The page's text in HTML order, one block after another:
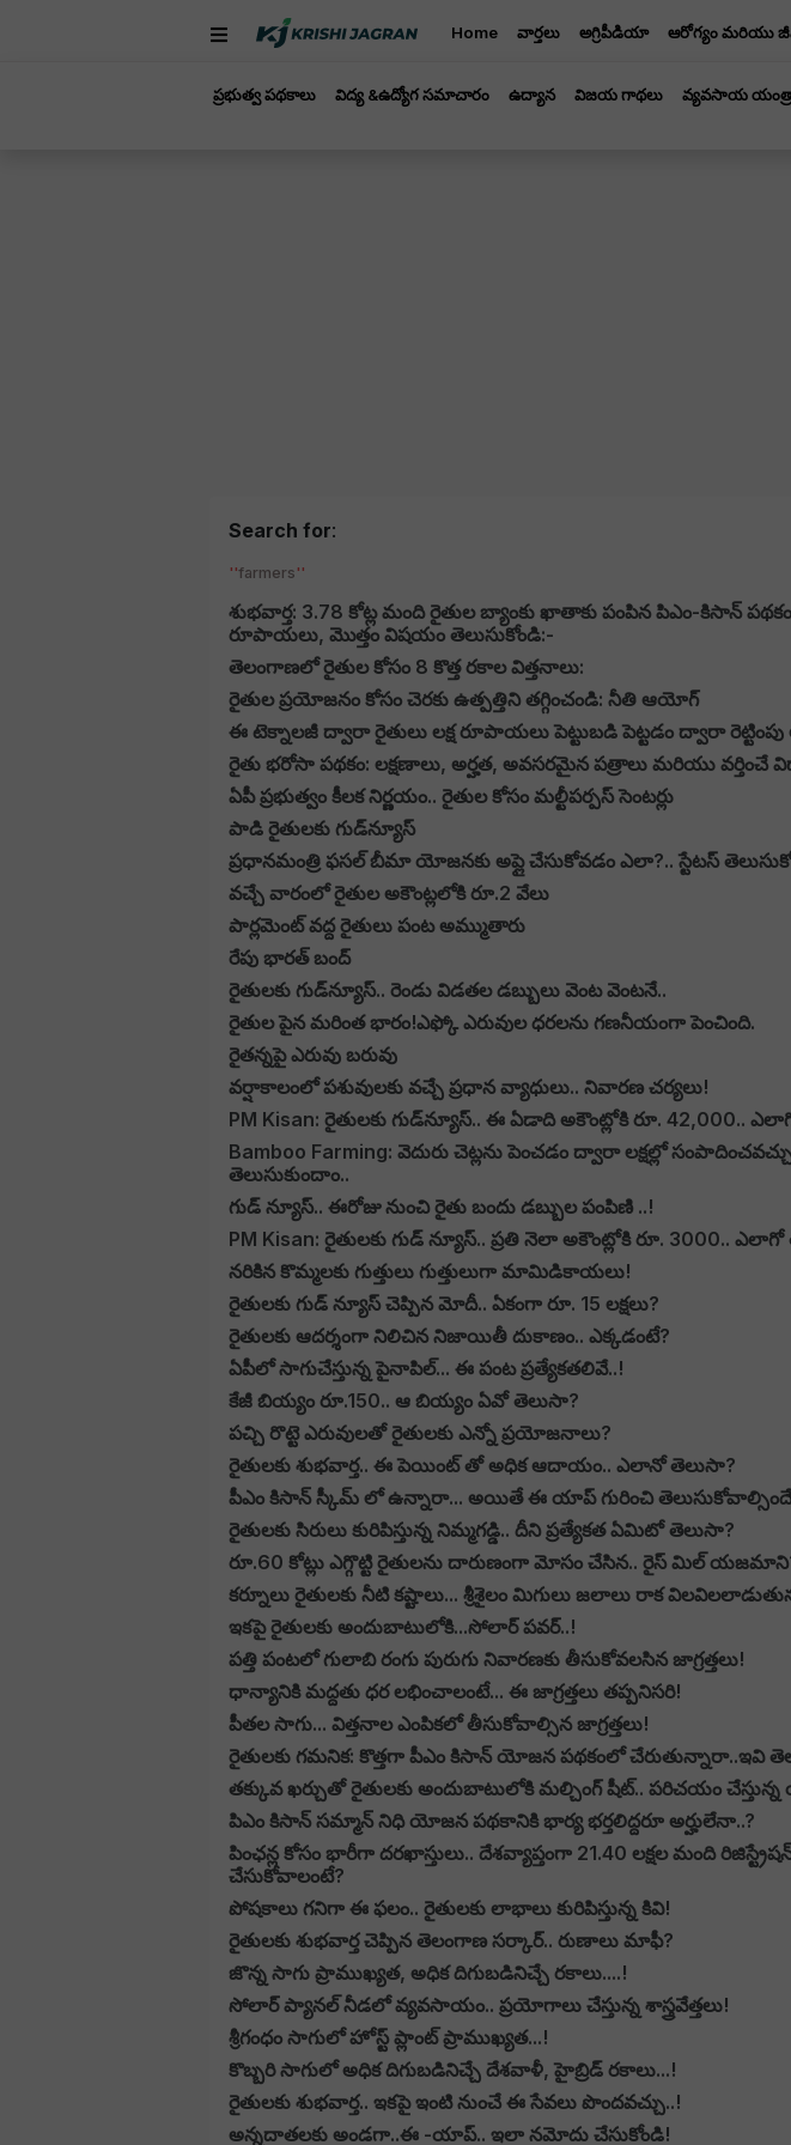
Home వార్తలు అగ్రిపీడియా ఆరోగ్యం మరియు
ప్రభుత్వ పథకాలు విద్య &ఉద్యోగ సమాచారం ఉద్యాన విజయ గాథలు వ్యవసాయ
Search for:
farmers
శుభవార్త: 3.78 కోట్ల మంది రైతుల బ్యాంకు ఖాతాకు పంపిన పిఎం-కిసాన్
రూపాయలు, మొత్తం విషయం తెలుసుకోండి:-
తెలంగాణలో రైతుల కోసం 8 కొత్త రకాల విత్తనాలు:
రైతుల ప్రయోజనం కోసం చెరకు ఉత్పత్తిని తగ్గించండి: నీతి ఆయోగ్
ఈ టెక్నాలజీ ద్వారా రైతులు లక్ష రూపాయలు పెట్టుబడి పెట్టడం ద్వారా
రైతు భరోసా పథకం: లక్షణాలు, అర్హత, అవసరమైన పత్రాలు మరియు వర్తించే
ఏపీ ప్రభుత్వం కీలక నిర్ణయం.. రైతుల కోసం మల్టీపర్పస్ సెంటర్లు
పాడి రైతులకు గుడ్‌న్యూస్
ప్రధానమంత్రి ఫసల్ బీమా యోజన‌కు అప్లై చేసుకోవడం ఎలా?.. స్టేటస్
వచ్చే వారంలో రైతుల అకౌంట్లలోకి రూ.2 వేలు
పార్లమెంట్ వద్ద రైతులు పంట అమ్ముతారు
రేపు భారత్ బంద్
రైతులకు గుడ్‌న్యూస్.. రెండు విడతల డబ్బులు వెంట వెంటనే..
రైతుల పైన మరింత భారం!ఎఫ్కో ఎరువుల ధరలను గణనీయంగా పెంచింది.
రైతన్నపై ఎరువు బరువు
వర్షాకాలంలో పశువులకు వచ్చే ప్ర‌ధాన వ్యాధులు.. నివారణ చర్యలు!
PM Kisan: రైతులకు గుడ్‏న్యూస్.. ఈ ఏడాది అకౌంట్లోకి రూ.
Bamboo Farming: వెదురు చెట్లను పెంచడం ద్వారా లక్షల్లో
తెలుసుకుందాం..
గుడ్ న్యూస్.. ఈరోజు నుంచి రైతు బందు డబ్బుల పంపిణి ..!
PM Kisan: రైతులకు గుడ్ న్యూస్.. ప్రతి నెలా అకౌంట్లోకి రూ. 3000..
నరికిన కొమ్మలకు గుత్తులు గుత్తులుగా మామిడికాయలు!
రైతులకు గుడ్ న్యూస్ చెప్పిన మోదీ.. ఏకంగా రూ. 15 లక్షలు?
రైతులకు ఆదర్శంగా నిలిచిన నిజాయితీ దుకాణం.. ఎక్కడంటే?
ఏపీలో సాగుచేస్తున్న పైనాపిల్... ఈ పంట ప్రత్యేకతలివే..!
కేజీ బియ్యం రూ.150.. ఆ బియ్యం ఏవో తెలుసా?
పచ్చి రొట్టె ఎరువులతో రైతులకు ఎన్నో ప్రయోజనాలు?
రైతులకు శుభవార్త.. ఈ పెయింట్ తో అధిక ఆదాయం.. ఎలానో తెలుసా?
పీఎం కిసాన్ స్కీమ్ లో ఉన్నారా... అయితే ఈ యాప్ గురించి
రైతులకు సిరులు కురిపిస్తున్న నిమ్మగడ్డి.. దీని ప్రత్యేకత ఏమిటో తెలుసా?
రూ.60 కోట్లు ఎగ్గొట్టి రైతులను దారుణంగా మోసం చేసిన.. రైస్ మిల్
కర్నూలు రైతులకు నీటి కష్టాలు... శ్రీశైలం మిగులు జలాలు రాక
ఇకపై రైతులకు అందుబాటులోకి...సోలార్ పవర్..!
పత్తి పంటలో గులాబి రంగు పురుగు నివారణకు తీసుకోవలసిన జాగ్రత్తలు!
ధాన్యానికి మద్దతు ధర లభించాలంటే... ఈ జాగ్రత్తలు తప్పనిసరి!
పీతల సాగు... విత్తనాల ఎంపికలో తీసుకోవాల్సిన జాగ్రత్తలు!
రైతులకు గమనిక: కొత్తగా పీఎం కిసాన్ యోజన పథకంలో చేరుతున్నారా..ఇవి
తక్కువ ఖర్చుతో రైతులకు అందుబాటులోకి మల్చింగ్ షీట్.. పరిచయం చేస్తున్న
పిఎం కిసాన్ సమ్మాన్ నిధి యోజన పథకానికి భార్య భర్తలిద్దరూ అర్హులేనా..?
పింఛన్ల కోసం భారీగా దరఖాస్తులు.. దేశవ్యాప్తంగా 21.40 లక్షల మంది
చేసుకోవాలంటే?
పోషకాలు గనిగా ఈ ఫలం.. రైతులకు లాభాలు కురిపిస్తున్న కివి!
రైతులకు శుభవార్త చెప్పిన తెలంగాణ సర్కార్.. రుణాలు మాఫీ?
జొన్న సాగు ప్రాముఖ్యత, అధిక దిగుబడినిచ్చే రకాలు....!
సోలార్ ప్యానల్ నీడలో వ్యవసాయం.. ప్రయోగాలు చేస్తున్న శాస్త్రవేత్తలు!
శ్రీగంధం సాగులో హోస్ట్ ప్లాంట్ ప్రాముఖ్యత...!
కొబ్బరి సాగులో అధిక దిగుబడినిచ్చే దేశవాళీ, హైబ్రిడ్ రకాలు...!
రైతులకు శుభవార్త.. ఇకపై ఇంటి నుంచే ఈ సేవలు పొందవచ్చు..!
అన్నదాతలకు అండగా..ఈ -యాప్.. ఇలా నమోదు చేసుకోండి!